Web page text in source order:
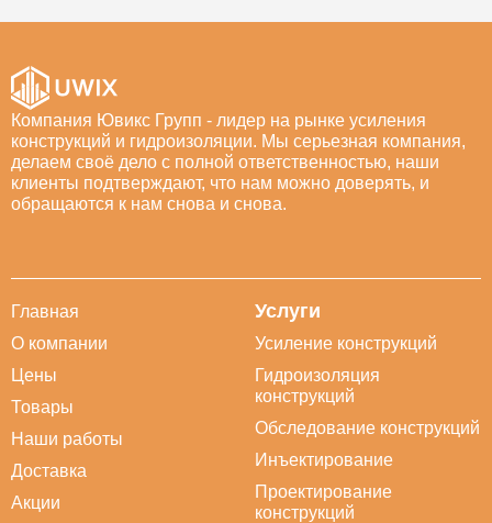
Компания Ювикс Групп - лидер на рынке усиления
конструкций и гидроизоляции. Мы серьезная компания,
делаем своё дело с полной ответственностью, наши
клиенты подтверждают, что нам можно доверять, и
обращаются к нам снова и снова.
Главная
О компании
Цены
Товары
Наши работы
Доставка
Акции
Услуги
Усиление конструкций
Гидроизоляция
конструкций
Обследование конструкций
Инъектирование
Проектирование
конструкций